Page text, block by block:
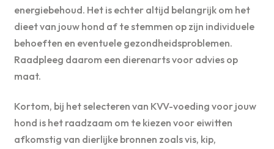
energiebehoud. Het is echter altijd belangrijk om het
dieet van jouw hond af te stemmen op zijn individuele
behoeften en eventuele gezondheidsproblemen.
Raadpleeg daarom een dierenarts voor advies op
maat.
Kortom, bij het selecteren van KVV-voeding voor jouw
hond is het raadzaam om te kiezen voor eiwitten
afkomstig van dierlijke bronnen zoals vis, kip,